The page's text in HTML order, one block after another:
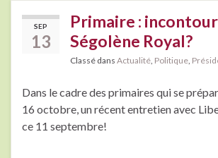
SEP
13
Primaire :
Ségolène Royal?
Classé dans Actualité Politique
Dans le cadre des primaires qui se
16 octobre, un récent entretien avec
ce 11 septembre!